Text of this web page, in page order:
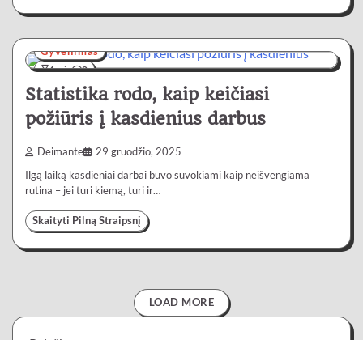
4 min 0
Gyvenimas
Statistika rodo, kaip keičiasi
požiūris į kasdienius darbus
Deimante 29 gruodžio, 2025
Ilgą laiką kasdieniai darbai buvo suvokiami kaip neišvengiama
rutina – jei turi kiemą, turi ir…
Skaityti Pilną Straipsnį
LOAD MORE